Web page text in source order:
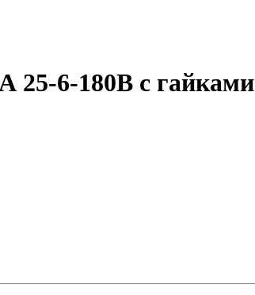
25-6-180B с гайками